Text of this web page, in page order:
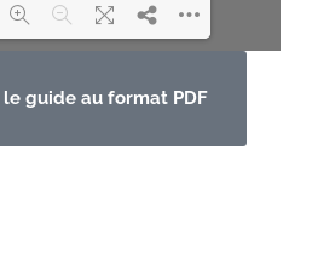
PDF 100% ...
guide au format PDF